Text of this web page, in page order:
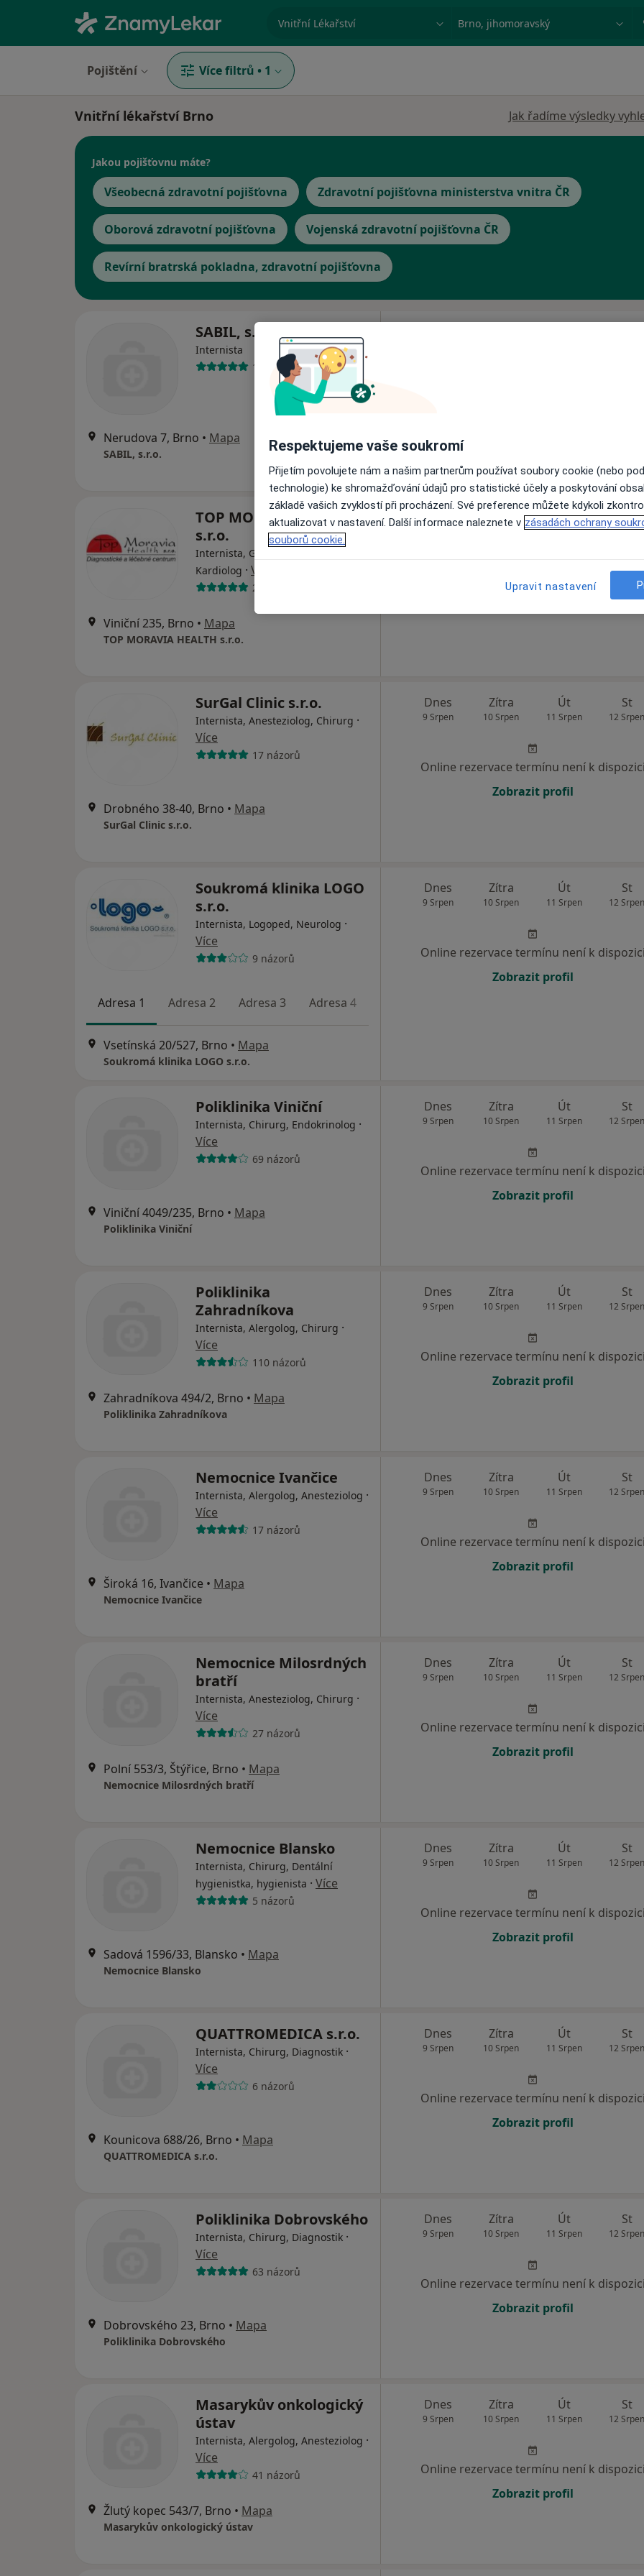
specializace, nemoc nebo příjmení Město nebo region
Pojištění Více filtrů • 1
Vnitřní lékařství Brno Jak řadíme výsledky
Jakou pojišťovnu máte?
Všeobecná zdravotní pojišťovna Zdravotní pojišťovna ministerstva vnitra ČR
Oborová zdravotní pojišťovna Vojenská zdravotní pojišťovna ČR
Revírní bratrská pokladna, zdravotní pojišťovna
SABIL, s.r.o.
Internista
1 názor
Nerudova 7, Brno • Mapa
SABIL, s.r.o.
TOP MORAVIA HEALTH
s.r.o.
Internista, Gastroenterolog,
Kardiolog · Více
23 názorů
Viniční 235, Brno • Mapa
TOP MORAVIA HEALTH s.r.o.
Dnes Zítra Út
11 Srpen
St
12
Online rezervace termínu není k
SurGal Clinic s.r.o.
Internista, Anesteziolog, Chirurg ·
Více
17 názorů
Drobného 38-40, Brno • Mapa
SurGal Clinic s.r.o.
Dnes
9 Srpen
Zítra
10 Srpen
Út
11 Srpen
St
12 Srpen
Online rezervace termínu není k dispozici
Zobrazit profil
Soukromá klinika LOGO
s.r.o.
Internista, Logoped, Neurolog ·
Více
9 názorů
Adresa 1 Adresa 2 Adresa 3 Adresa 4
Vsetínská 20/527, Brno • Mapa
Soukromá klinika LOGO s.r.o.
Dnes
9 Srpen
Zítra
10 Srpen
Út
11 Srpen
St
12 Srpen
Online rezervace termínu není k dispozici
Zobrazit profil
Poliklinika Viniční
Internista, Chirurg, Endokrinolog ·
Více
69 názorů
Viniční 4049/235, Brno • Mapa
Poliklinika Viniční
Dnes
9 Srpen
Zítra
10 Srpen
Út
11 Srpen
St
12 Srpen
Online rezervace termínu není k dispozici
Zobrazit profil
Poliklinika
Zahradníkova
Internista, Alergolog, Chirurg ·
Více
110 názorů
Zahradníkova 494/2, Brno • Mapa
Poliklinika Zahradníkova
Dnes
9 Srpen
Zítra
10 Srpen
Út
11 Srpen
St
12 Srpen
Online rezervace termínu není k dispozici
Zobrazit profil
Nemocnice Ivančice
Internista, Alergolog, Anesteziolog ·
Více
17 názorů
Široká 16, Ivančice • Mapa
Nemocnice Ivančice
Dnes
9 Srpen
Zítra
10 Srpen
Út
11 Srpen
St
12 Srpen
Online rezervace termínu není k dispozici
Zobrazit profil
Nemocnice Milosrdných
bratří
Internista, Anesteziolog, Chirurg ·
Více
27 názorů
Polní 553/3, Štýřice, Brno • Mapa
Nemocnice Milosrdných bratří
Dnes
9 Srpen
Zítra
10 Srpen
Út
11 Srpen
St
12 Srpen
Online rezervace termínu není k dispozici
Zobrazit profil
Nemocnice Blansko
Internista, Chirurg, Dentální
hygienistka, hygienista · Více
5 názorů
Sadová 1596/33, Blansko • Mapa
Nemocnice Blansko
Dnes
9 Srpen
Zítra
10 Srpen
Út
11 Srpen
St
12 Srpen
Online rezervace termínu není k dispozici
Zobrazit profil
QUATTROMEDICA s.r.o.
Internista, Chirurg, Diagnostik ·
Více
6 názorů
Kounicova 688/26, Brno • Mapa
QUATTROMEDICA s.r.o.
Dnes
9 Srpen
Zítra
10 Srpen
Út
11 Srpen
St
12 Srpen
Online rezervace termínu není k dispozici
Zobrazit profil
Poliklinika Dobrovského
Internista, Chirurg, Diagnostik ·
Více
63 názorů
Dobrovského 23, Brno • Mapa
Poliklinika Dobrovského
Dnes
9 Srpen
Zítra
10 Srpen
Út
11 Srpen
St
12 Srpen
Online rezervace termínu není k dispozici
Zobrazit profil
Masarykův onkologický
ústav
Internista, Alergolog, Anesteziolog ·
Více
41 názorů
Žlutý kopec 543/7, Brno • Mapa
Masarykův onkologický ústav
Dnes
9 Srpen
Zítra
10 Srpen
Út
11 Srpen
St
12 Srpen
Online rezervace termínu není k dispozici
Zobrazit profil
Respektujeme vaše soukromí
Přijetím povolujete nám a našim partnerům používat soubory cookie (nebo
technologie) ke shromažďování údajů pro statistické účely a poskytování
základě vašich zvyklostí při procházení. Své preference můžete kdykoli
aktualizovat v nastavení. Další informace naleznete v zásadách ochrany
souborů cookie.
Upravit nastavení